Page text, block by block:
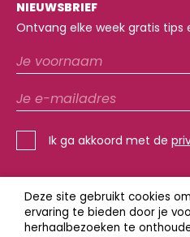
NIEUWSBRIEF
Ontvang elke week gratis tips
Ik ga akkoord met de
REVIEWPOLICY + AV
Deze site gebruikt cookies
ervaring te bieden door je
herhaalbezoeken te